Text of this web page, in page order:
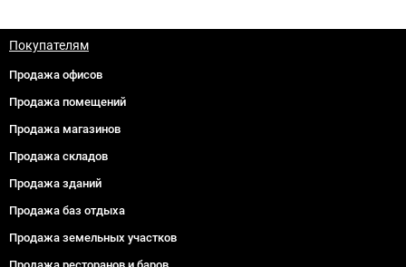
Покупателям
Продажа офисов
Продажа помещений
Продажа магазинов
Продажа складов
Продажа зданий
Продажа баз отдыха
Продажа земельных участков